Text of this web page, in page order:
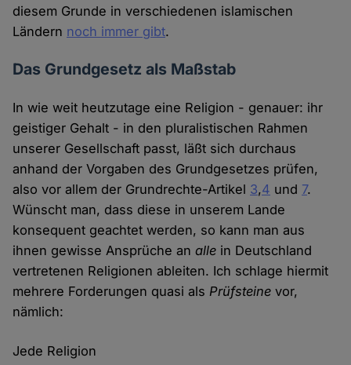
diesem Grunde in verschiedenen islamischen
Ländern noch immer gibt.
Das Grundgesetz als Maßstab
In wie weit heutzutage eine Religion - genauer: ihr
geistiger Gehalt - in den pluralistischen Rahmen
unserer Gesellschaft passt, läßt sich durchaus
anhand der Vorgaben des Grundgesetzes prüfen,
also vor allem der Grundrechte-Artikel 3,4 und 7.
Wünscht man, dass diese in unserem Lande
konsequent geachtet werden, so kann man aus
ihnen gewisse Ansprüche analle in Deutschland
vertretenen Religionen ableiten. Ich schlage hiermit
mehrere Forderungen quasi alsPrüfsteine vor,
nämlich:
Jede Religion